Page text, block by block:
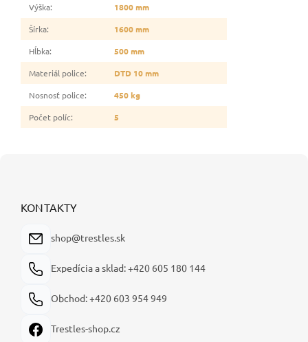
Výška:
1800 mm
Šírka:
1600 mm
Hĺbka:
500 mm
Materiál police:
DTD 10 mm
Nosnosť police:
450 kg
Počet políc: 5
KONTAKTY
shop@trestles.sk
Expedícia a sklad: +420 605 180 144
Obchod: +420 603 954 949
Trestles-shop.cz